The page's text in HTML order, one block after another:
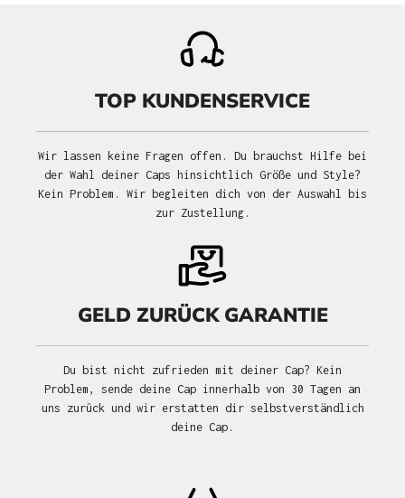
TOP KUNDENSERVICE
Wir lassen keine Fragen offen. Du brauchst Hilfe bei
der Wahl deiner Caps hinsichtlich Größe und Style?
Kein Problem. Wir begleiten dich von der Auswahl bis
zur Zustellung.
GELD ZURÜCK GARANTIE
Du bist nicht zufrieden mit deiner Cap? Kein
Problem, sende deine Cap innerhalb von 30 Tagen an
uns zurück und wir erstatten dir selbstverständlich
deine Cap.